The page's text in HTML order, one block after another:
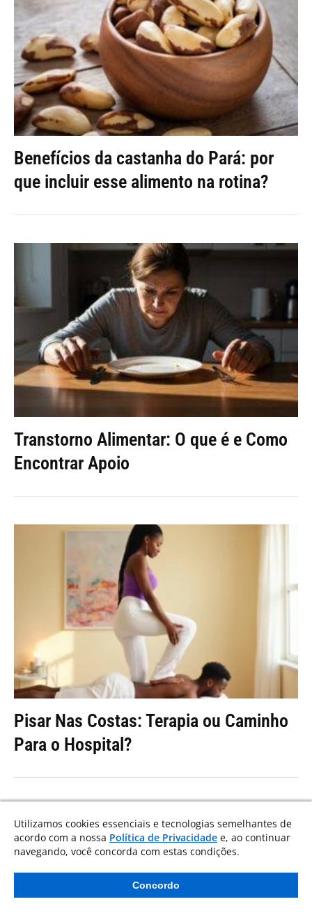
Benefícios da castanha do Pará: por
que incluir esse alimento na rotina?
Transtorno Alimentar: O que é e Como
Encontrar Apoio
Pisar Nas Costas: Terapia ou Caminho
Para o Hospital?
Utilizamos cookies essenciais e tecnologias semelhantes de
acordo com a nossa Política de Privacidade e, ao continuar
navegando, você concorda com estas condições.
Concordo